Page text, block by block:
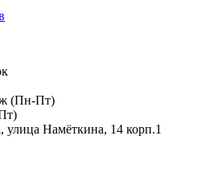
(Пн-Пт)
улица Намёткина, 14 корп.1